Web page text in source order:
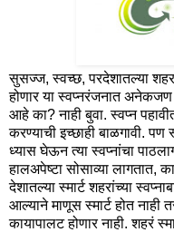
सुसज्ज, स्वच्छ, परदेशातल्या
होणार या स्वप्नरंजनात
आहे का? नाही बुवा. स्वप्न
करण्याची इच्छाही बाळगावी. पण
ध्यास घेऊन त्या स्वप्नांचा
हालअपेष्टा सोसाव्या लागतात,
देशातल्या स्मार्ट शहरांच्या
आल्याने माणूस स्मार्ट होत नाही
कायापालट होणार नाही. शहरं